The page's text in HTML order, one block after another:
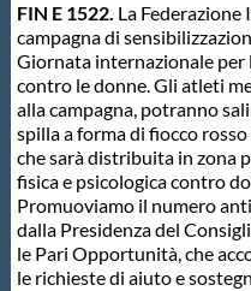
FIN E 1522. La
campagna di
Giornata internazionale per
contro le donne. Gli atleti
alla campagna, potranno
spilla a forma di fiocco
che sarà distribuita in zona
fisica e psicologica contro
Promuoviamo il numero
dalla Presidenza del
le Pari Opportunità, che
le richieste di aiuto e